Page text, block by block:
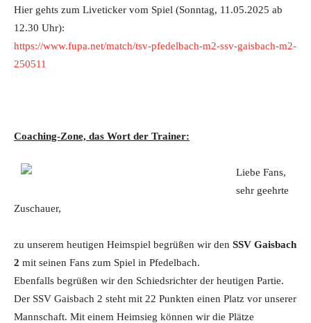
Hier gehts zum Liveticker vom Spiel (Sonntag, 11.05.2025 ab
12.30 Uhr):
https://www.fupa.net/match/tsv-pfedelbach-m2-ssv-gaisbach-m2-
250511
Coaching-Zone, das Wort der Trainer:
Liebe Fans,
sehr geehrte
Zuschauer,
zu unserem heutigen Heimspiel begrüßen wir den SSV Gaisbach
2 mit seinen Fans zum Spiel in Pfedelbach.
Ebenfalls begrüßen wir den Schiedsrichter der heutigen Partie.
Der SSV Gaisbach 2 steht mit 22 Punkten einen Platz vor unserer
Mannschaft. Mit einem Heimsieg können wir die Plätze